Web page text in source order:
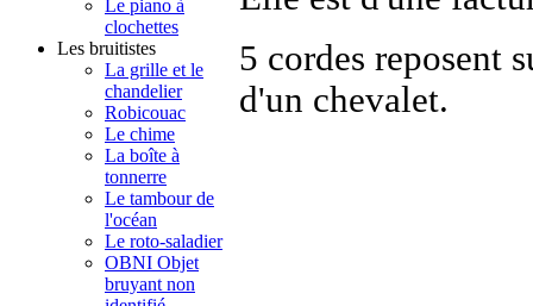
5 cordes reposent
d'un chevalet.
Le piano à
clochettes
Les bruitistes
La grille et le
chandelier
Robicouac
Le chime
La boîte à
tonnerre
Le tambour de
l'océan
Le roto-saladier
OBNI Objet
bruyant non